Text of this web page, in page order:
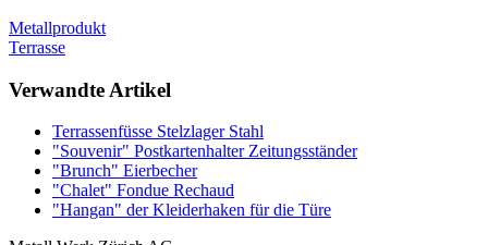
Metallprodukt
Terrasse
Verwandte Artikel
Terrassenfüsse Stelzlager Stahl
"Souvenir" Postkartenhalter Zeitungsständer
"Brunch" Eierbecher
"Chalet" Fondue Rechaud
"Hangan" der Kleiderhaken für die Türe